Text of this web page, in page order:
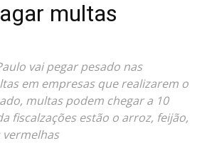
multas
vai pegar pesado nas
em empresas que realizarem o
multas podem chegar a 10
fiscalzações estão o arroz, feijão,
vermelhas